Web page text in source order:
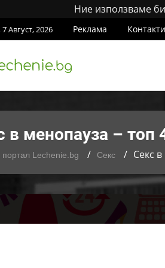
Ние използваме
Август, 2026 Реклама Контакти
в менопауза –
портал Lechenie.bg Секс Секс